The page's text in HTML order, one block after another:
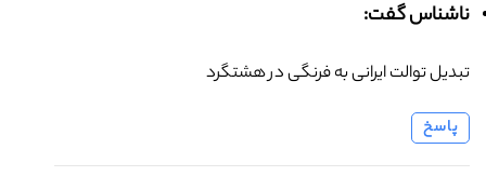
ناشناس گفت:
تبدیل توالت ایرانی به فرنگی در هشتگرد
پاسخ